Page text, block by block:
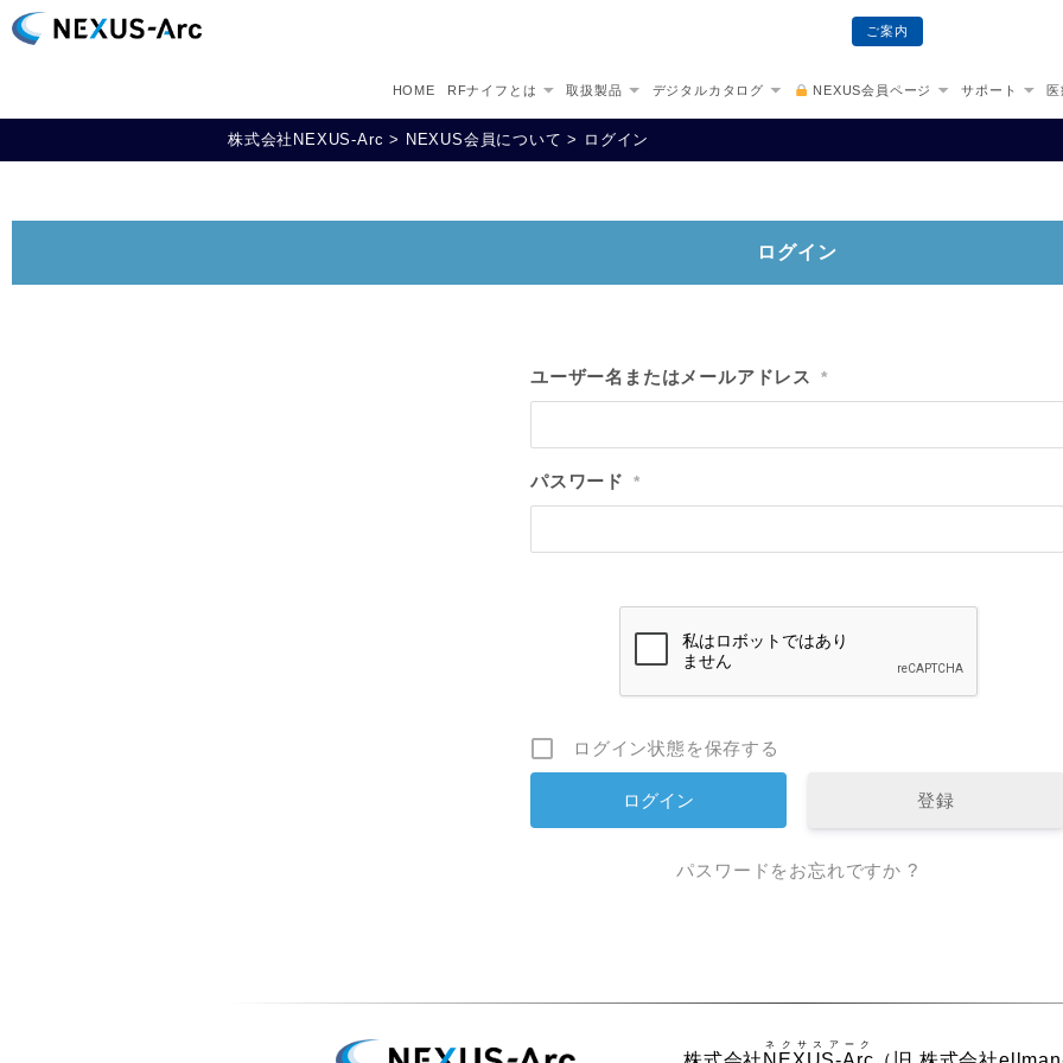
HOME RFナイフとは 取扱製品 デジタルカタログ NEXUS会員ページ サポート
ご案内
株式会社NEXUS-Arc > NEXUS会員について > ログイン
ログイン
ユーザー名またはメールアドレス *
パスワード *
ログイン状態を保存する
登録
パスワードをお忘れですか ?
ネクサスアーク